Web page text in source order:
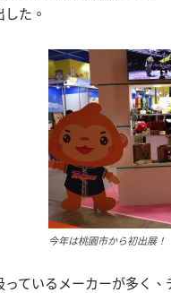
た。
今年は桃園市から初出展！
っているメーカーが多く